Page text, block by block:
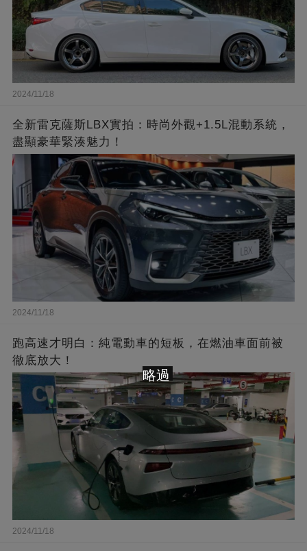
2024/11/18
全新雷克薩斯LBX實拍：時尚外觀+1.5L混動系統，
盡顯豪華緊湊魅力！
2024/11/18
跑高速才明白：純電動車的短板，在燃油車面前被
徹底放大！
2024/11/18
略過